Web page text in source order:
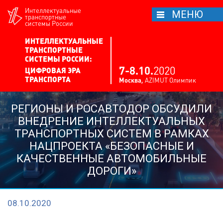
Интеллектуальные
транспортные
системы России
ИНТЕЛЛЕКТУАЛЬНЫЕ
ТРАНСПОРТНЫЕ
СИСТЕМЫ РОССИИ:
ЦИФРОВАЯ ЭРА
ТРАНСПОРТА
7-8.10.2020
Москва, AZIMUT Олимпик
МЕНЮ
РЕГИОНЫ И РОСАВТОДОР ОБСУДИЛИ
ВНЕДРЕНИЕ ИНТЕЛЛЕКТУАЛЬНЫХ
ТРАНСПОРТНЫХ СИСТЕМ В РАМКАХ
НАЦПРОЕКТА «БЕЗОПАСНЫЕ И
КАЧЕСТВЕННЫЕ АВТОМОБИЛЬНЫЕ
ДОРОГИ»
08.10.2020